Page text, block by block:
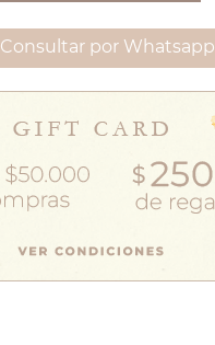
Consultar por Whatsapp